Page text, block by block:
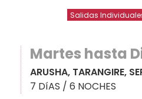
Salidas
Martes hasta
ARUSHA, TARANGIRE,
7 DíAS / 6 NOCHES